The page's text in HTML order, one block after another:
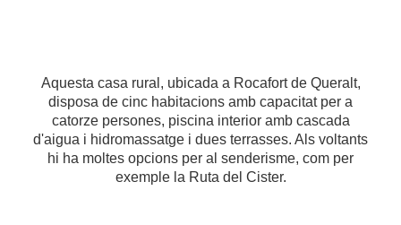
Aquesta casa rural, ubicada a Rocafort de Queralt,
disposa de cinc habitacions amb capacitat per a
catorze persones, piscina interior amb cascada
d'aigua i hidromassatge i dues terrasses. Als voltants
hi ha moltes opcions per al senderisme, com per
exemple la Ruta del Cister.